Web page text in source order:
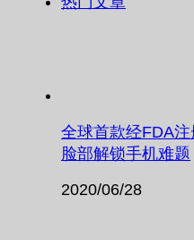
全球首款经FDA
脸部解锁手机难题
2020/06/28